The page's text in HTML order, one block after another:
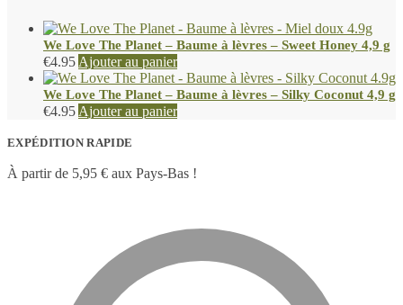
We Love The Planet – Baume à lèvres – Sweet Honey 4,9 g
€4.95 Ajouter au panier
We Love The Planet – Baume à lèvres – Silky Coconut 4,9 g
€4.95 Ajouter au panier
EXPÉDITION RAPIDE
À partir de 5,95 € aux Pays-Bas !